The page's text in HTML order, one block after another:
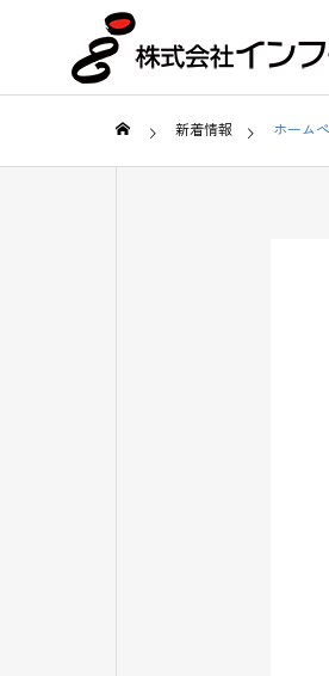
新着情報 ホーム